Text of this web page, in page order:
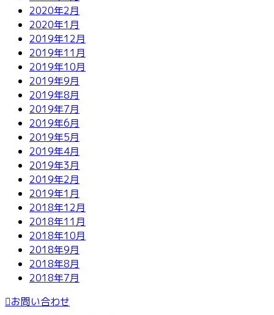
2020年2月
2020年1月
2019年12月
2019年11月
2019年10月
2019年9月
2019年8月
2019年7月
2019年6月
2019年5月
2019年4月
2019年3月
2019年2月
2019年1月
2018年12月
2018年11月
2018年10月
2018年9月
2018年8月
2018年7月
お問い合わせ